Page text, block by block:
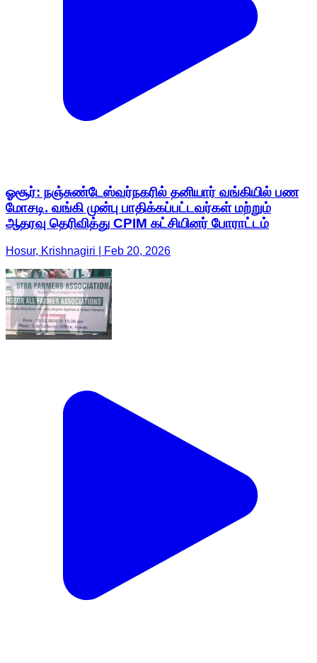
ஓசூர்: நஞ்சுண்டேஸ்வர்நகரில் தனியார் வங்கியில் பண
மோசடி. வங்கி முன்பு பாதிக்கப்பட்டவர்கள் மற்றும்
ஆதரவு தெரிவித்து CPIM கட்சியினர் போராட்டம்
Hosur, Krishnagiri | Feb 20, 2026